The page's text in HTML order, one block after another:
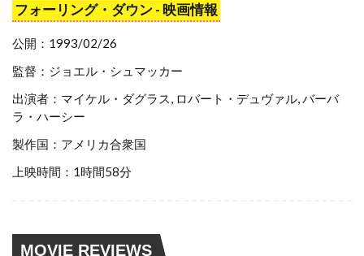
ジョン・パウエル
ジョン・パトリック・アメドリ
ジョン・パトリック・シャンレー
ジョン・パンコウ
ジョン・ビリングスズリー
ジョン・フィルビン
ジョン・ブライオン
ジョン・ベッドフォード・ロイド
ジョン・ホークス
フォーリング・ダウン - 映画情報
公開：1993/02/26
監督：ジョエル・シュマッカー
出演者：マイケル・ダグラス, ロバート・デュヴァル, バーバ
ラ・ハーシー
製作国：アメリカ合衆国
上映時間：1時間58分
MOVIE REVIEWS